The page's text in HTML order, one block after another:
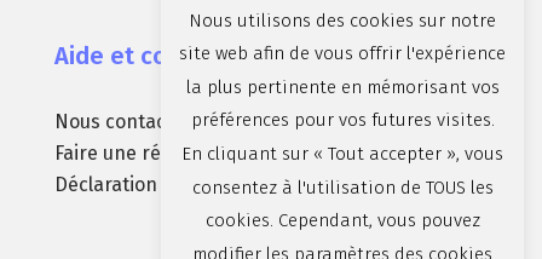
Aide et contact
Nous contacter
Faire une réclamation
Déclaration d’accessibilité (non conforme)
Nous utilisons des cookies sur notre
site web afin de vous offrir l'expérience
la plus pertinente en mémorisant vos
préférences pour vos futures visites.
En cliquant sur « Tout accepter », vous
consentez à l'utilisation de TOUS les
cookies. Cependant, vous pouvez
modifier les paramètres des cookies